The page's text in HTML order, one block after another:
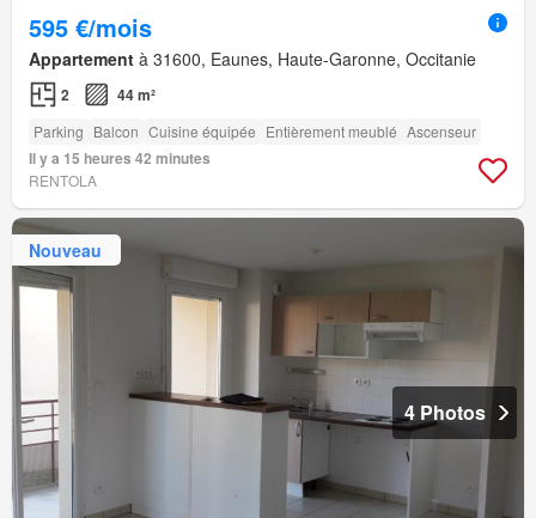
595 €/mois
Appartement à 31600, Eaunes, Haute-Garonne, Occitanie
2 44 m²
Parking Balcon Cuisine équipée Entièrement meublé Ascenseur
Il y a 15 heures 42 minutes
RENTOLA
Nouveau
4 Photos